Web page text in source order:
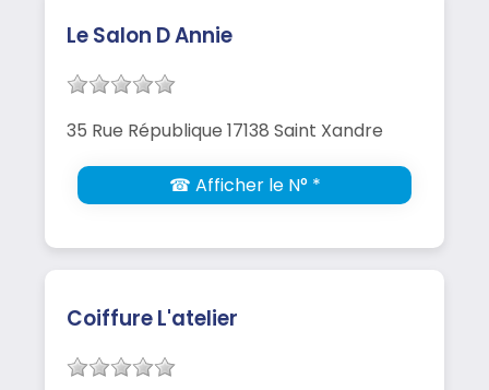
Le Salon D Annie
35 Rue République 17138 Saint Xandre
☎ Afficher le N° *
Coiffure L'atelier